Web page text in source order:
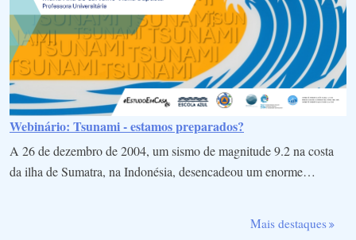
Webinário: Tsunami - estamos preparados?
A 26 de dezembro de 2004, um sismo de magnitude 9.2 na costa
da ilha de Sumatra, na Indonésia, desencadeou um enorme…
Mais destaques